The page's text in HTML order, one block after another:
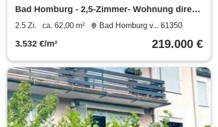
Bad Homburg - 2,5-Zimmer- Wohnung direkt
vom Eigentümer
2.5 Zi. ca. 62,00 m² Bad Homburg v... 61350
3.532 €/m² 219.000 €